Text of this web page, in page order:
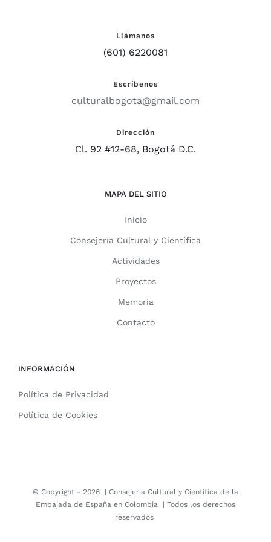
Llámanos
(601) 6220081
Escríbenos
culturalbogota@gmail.com
Dirección
Cl. 92 #12-68, Bogotá D.C.
MAPA DEL SITIO
Inicio
Consejería Cultural y Científica
Actividades
Proyectos
Memoria
Contacto
INFORMACIÓN
Política de Privacidad
Política de Cookies
© Copyright - 2026 | Consejería Cultural y Científica de la
Embajada de España en Colombia | Todos los derechos
reservados